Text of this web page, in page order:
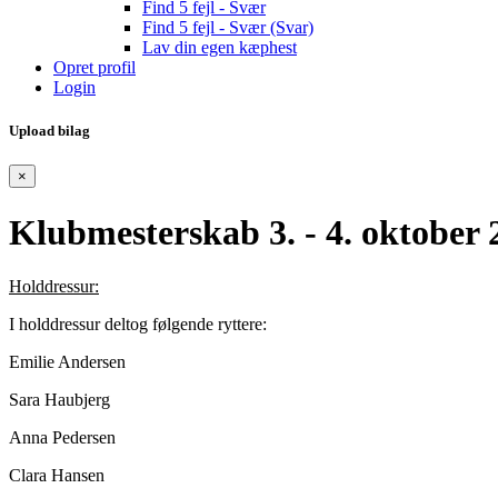
Find 5 fejl - Svær
Find 5 fejl - Svær (Svar)
Lav din egen kæphest
Opret profil
Login
Upload bilag
×
Klubmesterskab 3. - 4. oktober
Holddressur:
I holddressur deltog følgende ryttere:
Emilie Andersen
Sara Haubjerg
Anna Pedersen
Clara Hansen